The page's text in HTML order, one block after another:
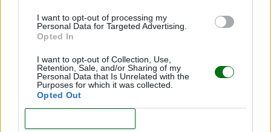
I want to opt-out of processing my
Personal Data for Targeted Advertising.
Opted In
I want to opt-out of Collection, Use,
Retention, Sale, and/or Sharing of my
Personal Data that Is Unrelated with the
Purposes for which it was collected.
Opted Out
Se cae de sueño y se salta la cena
SUEÑO DEL BEBÉ